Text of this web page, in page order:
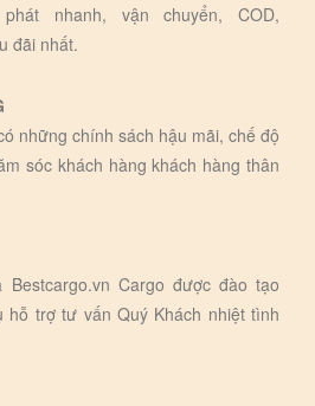
nhanh, vận chuyển, COD,
đãi nhất.
những chính sách hậu mãi, chế độ
sóc khách hàng khách hàng thân
Cargo được đào tạo
hỗ trợ tư vấn Quý Khách nhiệt tình